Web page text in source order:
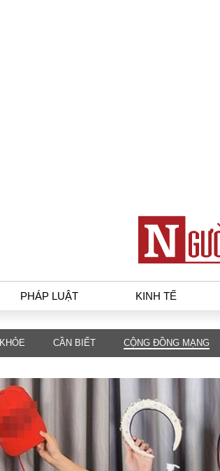
PHÁP LUẬT KINH TẾ
PHÁP LUẬT
luật
Góc nhìn luật gia
Hồ sơ điều tra
Tiếng nói công dân
An ninh - Hình sự
KINH
Kinh tế
Hồ sơ
nghiệp
Kỳ
CẦN BIẾT CỘNG ĐỒNG MẠNG